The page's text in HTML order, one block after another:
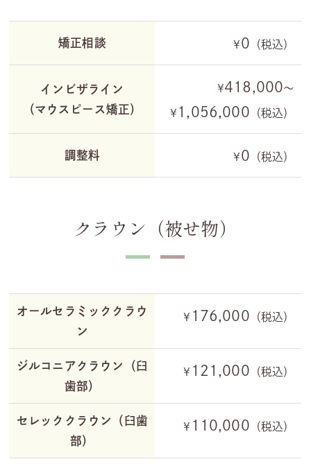
矯正相談 ¥0 （税込）
インビザライン
（マウスピース矯正）
¥418,000～
¥ 1,056,000 （税込）
調整料 ¥0 （税込）
クラウン（被せ物）
オールセラミッククラウ
ン
¥ 176,000 （税込）
ジルコニアクラウン（臼
歯部）
¥ 121,000 （税込）
セレッククラウン（臼歯
部）
¥ 110,000 （税込）